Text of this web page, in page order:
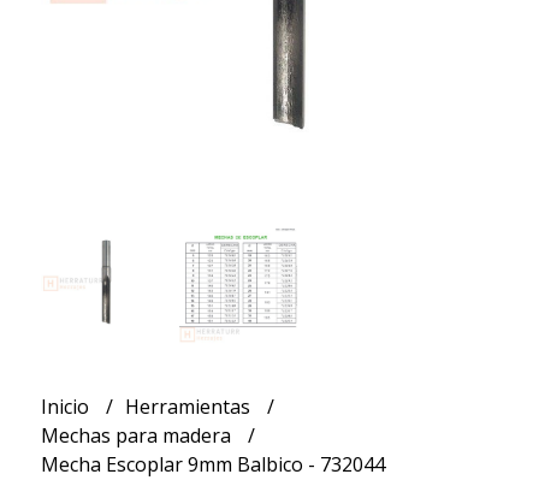
Inicio
Herramientas
Mechas para madera
Mecha Escoplar 9mm Balbico - 732044